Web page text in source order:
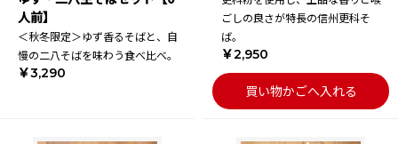
人前】
＜秋冬限定＞ゆず香るそばと、自
慢の二八そばを味わう食べ比べ。
￥3,290
ごしの良さが特長の信州更科そ
ば。
￥2,950
買い物かごへ入れる